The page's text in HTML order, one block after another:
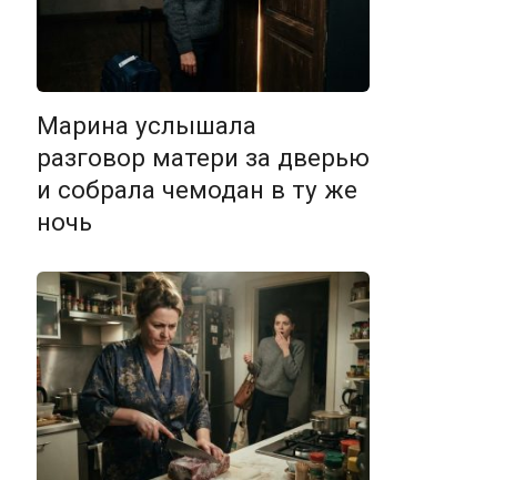
Марина услышала
разговор матери за дверью
и собрала чемодан в ту же
ночь